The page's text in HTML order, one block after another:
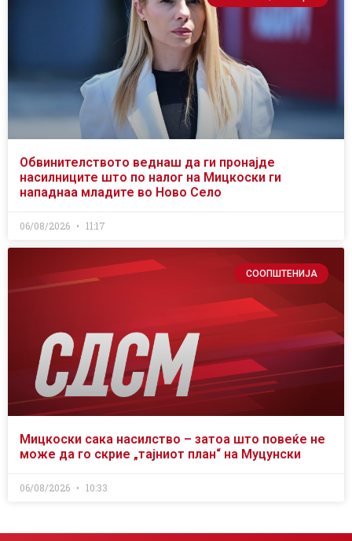
Обвинителството веднаш да ги пронајде
насилниците што по налог на Мицкоски ги
нападнаа младите во Ново Село
06/08/2026 11:17
СООПШТЕНИЈА
Мицкоски сака насилство – затоа што повеќе не
може да го скрие „тајниот план“ на Муцунски
06/08/2026 10:33